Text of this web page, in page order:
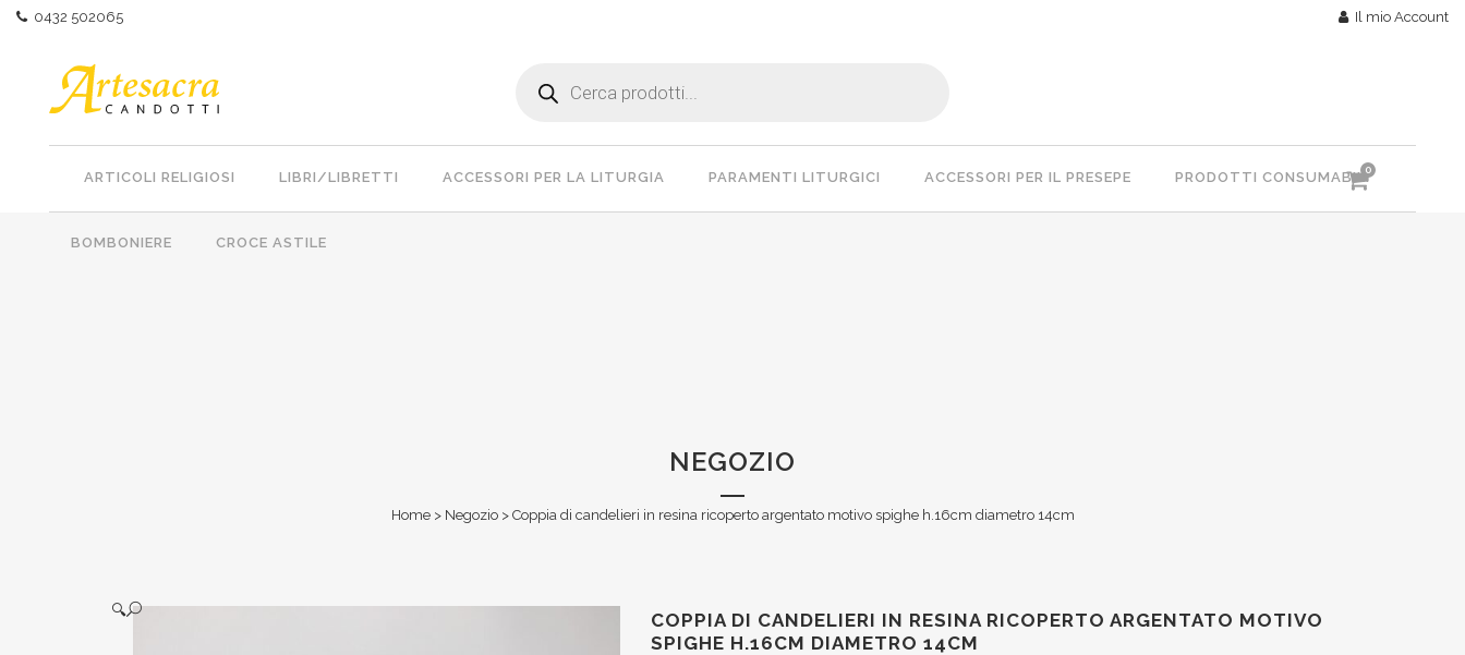
0432 502065 Il mio Account
search
ARTICOLI RELIGIOSI LIBRI/LIBRETTI ACCESSORI PER LA LITURGIA PARAMENTI LITURGICI ACCESSORI PER IL PRESEPE PRODOTTI CONSUMABILI
BOMBONIERE CROCE ASTILE
0
NEGOZIO
Home> Negozio> Coppia di candelieri in resina ricoperto argentato motivo spighe h.16cm diametro 14cm
🔍
COPPIA DI CANDELIERI IN RESINA RICOPERTO ARGENTATO MOTIVO
SPIGHE H.16CM DIAMETRO 14CM